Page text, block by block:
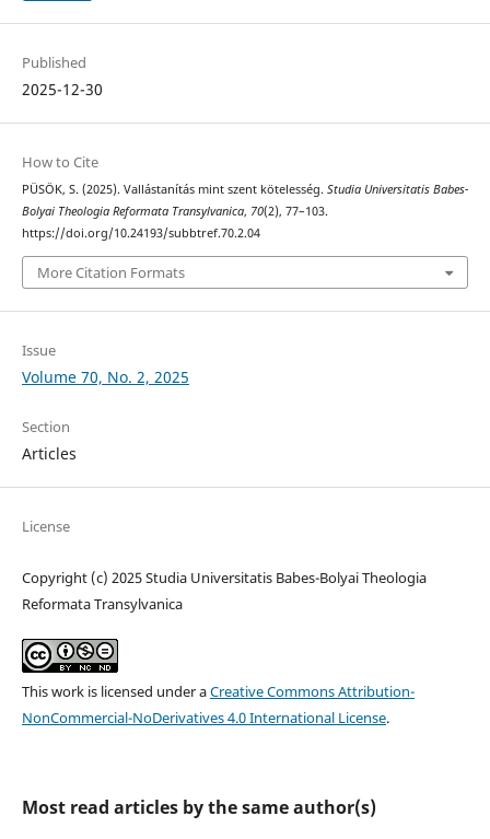
Published
2025-12-30
How to Cite
PÜSÖK, S. (2025). Vallástanítás mint szent kötelesség. Studia Universitatis Babes-
Bolyai Theologia Reformata Transylvanica, 70(2), 77–103.
https://doi.org/10.24193/subbtref.70.2.04
More Citation Formats
Issue
Volume 70, No. 2, 2025
Section
Articles
License
Copyright (c) 2025 Studia Universitatis Babes-Bolyai Theologia
Reformata Transylvanica
This work is licensed under aCreative Commons Attribution-
NonCommercial-NoDerivatives 4.0 International License.
Most read articles by the same author(s)